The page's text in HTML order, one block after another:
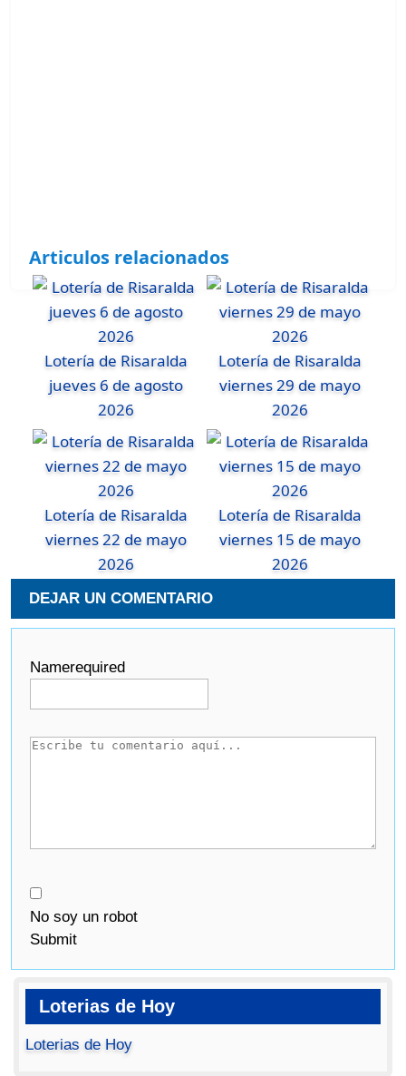
Articulos relacionados
Lotería de Risaralda
jueves 6 de agosto
2026
Lotería de Risaralda
viernes 29 de mayo
2026
Lotería de Risaralda
viernes 22 de mayo
2026
Lotería de Risaralda
viernes 15 de mayo
2026
DEJAR UN COMENTARIO
Namerequired
No soy un robot
Submit
Loterias de Hoy
Loterias de Hoy